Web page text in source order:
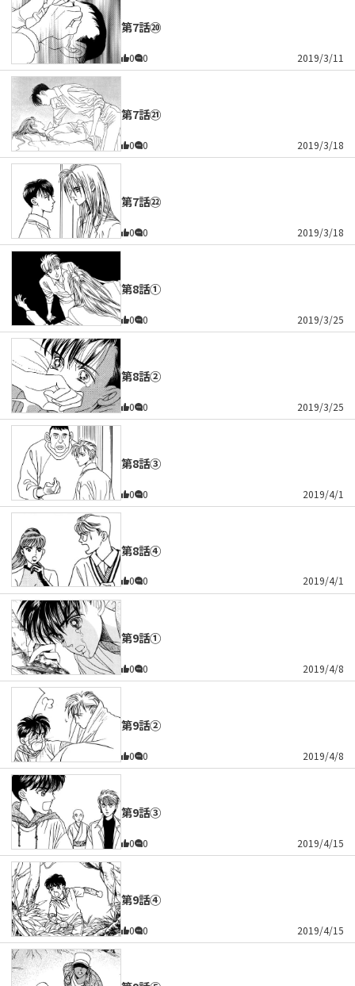
第7話⑳
0 0 2019/3/11
第7話㉑
0 0 2019/3/18
第7話㉒
0 0 2019/3/18
第8話①
0 0 2019/3/25
第8話②
0 0 2019/3/25
第8話③
0 0 2019/4/1
第8話④
0 0 2019/4/1
第9話①
0 0 2019/4/8
第9話②
0 0 2019/4/8
第9話③
0 0 2019/4/15
第9話④
0 0 2019/4/15